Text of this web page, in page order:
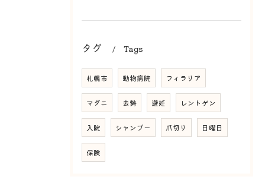
タグ Tags
札幌市 動物病院 フィラリア
マダニ 去勢 避妊 レントゲン
入院 シャンプー 爪切り 日曜日
保険